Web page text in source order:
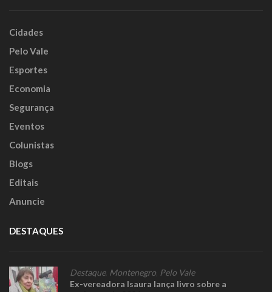
Cidades
Pelo Vale
Esportes
Economia
Segurança
Eventos
Colunistas
Blogs
Editais
Anuncie
DESTAQUES
Destaque, Montenegro Pelo Vale
Ex-vereadora Isaura lança livro sobre a